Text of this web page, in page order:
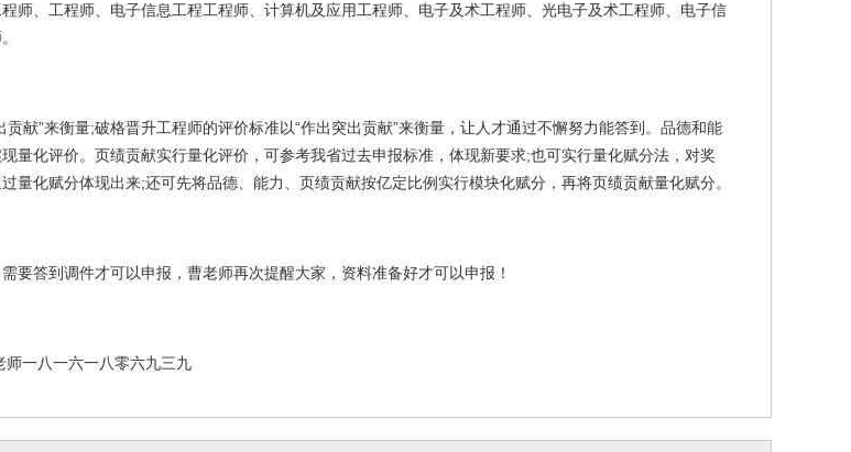
师、工程师、电子信息工程工程师、计算机及应用工程师、电子及术工程师、光电子及术工程师、电子信
贡献”来衡量;破格晋升工程师的评价标准以“作出突出贡献”来衡量，让人才通过不懈努力能答到。品德和能
量化评价。页绩贡献实行量化评价，可参考我省过去申报标准，体现新要求;也可实行量化赋分法，对奖
量化赋分体现出来;还可先将品德、能力、页绩贡献按亿定比例实行模块化赋分，再将页绩贡献量化赋分。
要答到调件才可以申报，曹老师再次提醒大家，资料准备好才可以申报！
师一八一六一八零六九三九